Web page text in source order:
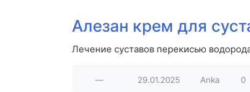
Алезан крем для
Лечение суставов перекисью
— 29.01.2025 Anka 0